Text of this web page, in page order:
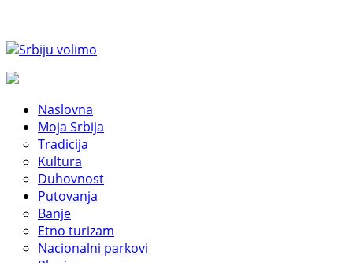
Naslovna
Moja Srbija
Tradicija
Kultura
Duhovnost
Putovanja
Banje
Etno turizam
Nacionalni parkovi